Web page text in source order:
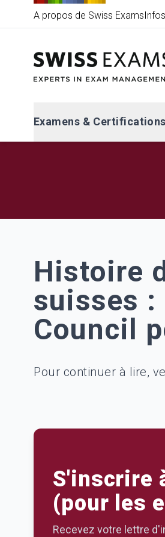
A propos de Swiss Exams
Examens & Certifications
Histoire
suisses :
Council
Pour continuer à lire,
S'inscrire
(pour les
Recevez votre lettre